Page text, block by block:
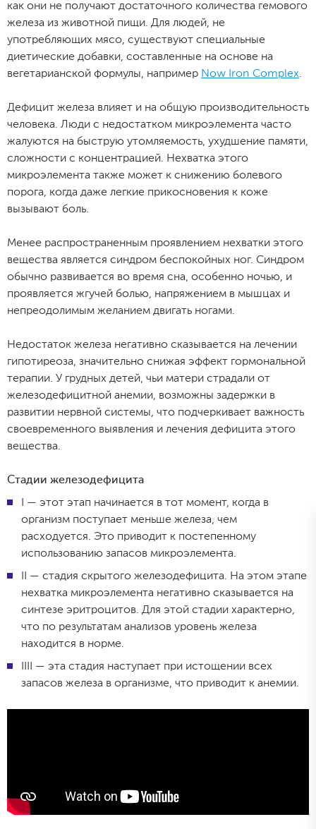
как они не получают достаточного количества гемового
железа из животной пищи. Для людей, не
употребляющих мясо, существуют специальные
диетические добавки, составленные на основе на
вегетарианской формулы, например Now Iron Complex.
Дефицит железа влияет и на общую производительность
человека. Люди с недостатком микроэлемента часто
жалуются на быструю утомляемость, ухудшение памяти,
сложности с концентрацией. Нехватка этого
микроэлемента также может к снижению болевого
порога, когда даже легкие прикосновения к коже
вызывают боль.
Менее распространенным проявлением нехватки этого
вещества является синдром беспокойных ног. Синдром
обычно развивается во время сна, особенно ночью, и
проявляется жгучей болью, напряжением в мышцах и
непреодолимым желанием двигать ногами.
Недостаток железа негативно сказывается на лечении
гипотиреоза, значительно снижая эффект гормональной
терапии. У грудных детей, чьи матери страдали от
железодефицитной анемии, возможны задержки в
развитии нервной системы, что подчеркивает важность
своевременного выявления и лечения дефицита этого
вещества.
Стадии железодефицита
I — этот этап начинается в тот момент, когда в
организм поступает меньше железа, чем
расходуется. Это приводит к постепенному
использованию запасов микроэлемента.
II — стадия скрытого железодефицита. На этом этапе
нехватка микроэлемента негативно сказывается на
синтезе эритроцитов. Для этой стадии характерно,
что по результатам анализов уровень железа
находится в норме.
IIII — эта стадия наступает при истощении всех
запасов железа в организме, что приводит к анемии.